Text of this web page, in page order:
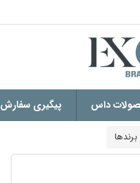
داس پیگیری سفارش